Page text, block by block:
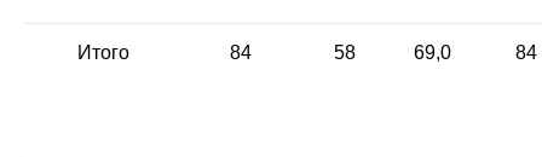
Итого 84 58 69,0 84